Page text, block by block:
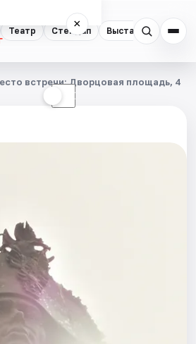
Театр Стендап Выставки
×
☾
встречи: Дворцовая площадь, 4